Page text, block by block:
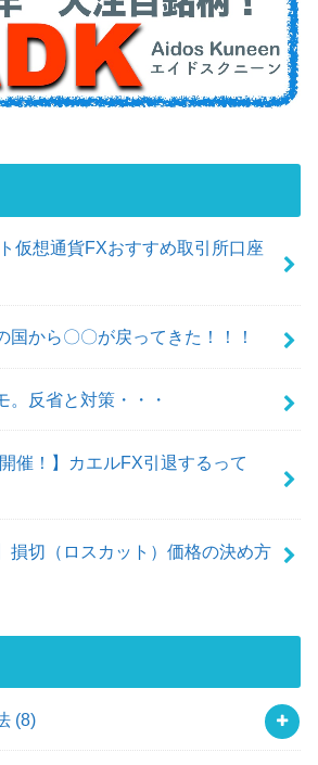
仮想通貨FXおすすめ取引所口座
国から〇〇が戻ってきた！！！
。反省と対策・・・
催！】カエルFX引退するって
損切（ロスカット）価格の決め方
(8)